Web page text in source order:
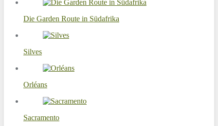
Die Garden Route in Südafrika
Silves
Orléans
Sacramento